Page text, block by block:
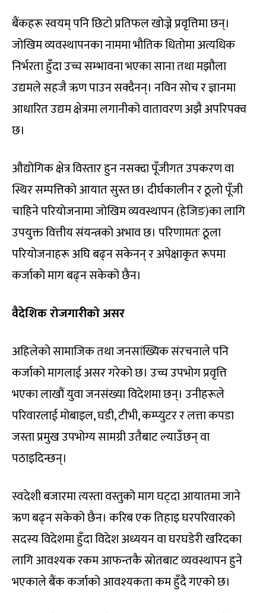
बैंकहरू स्वयम् पनि छिटो प्रतिफल खोज्ने प्रवृत्तिमा छन्।
जोखिम व्यवस्थापनका नाममा भौतिक धितोमा अत्यधिक
निर्भरता हुँदा उच्च सम्भावना भएका साना तथा मझौला
उद्यमले सहजै ऋण पाउन सक्दैनन्। नविन सोच र ज्ञानमा
आधारित उद्यम क्षेत्रमा लगानीको वातावरण अझै अपरिपक्व
छ।
औद्योगिक क्षेत्र विस्तार हुन नसक्दा पूँजीगत उपकरण वा
स्थिर सम्पत्तिको आयात सुस्त छ। दीर्घकालीन र ठूलो पूँजी
चाहिने परियोजनामा जोखिम व्यवस्थापन (हेजिङ)का लागि
उपयुक्त वित्तीय संयन्त्रको अभाव छ। परिणामतः ठूला
परियोजनाहरू अघि बढ्न सकेनन् र अपेक्षाकृत रूपमा
कर्जाको माग बढ्न सकेको छैन।
वैदेशिक रोजगारीको असर
अहिलेको सामाजिक तथा जनसांख्यिक संरचनाले पनि
कर्जाको मागलाई असर गरेको छ। उच्च उपभोग प्रवृत्ति
भएका लाखौं युवा जनसंख्या विदेशमा छन्। उनीहरूले
परिवारलाई मोबाइल, घडी, टीभी, कम्प्युटर र लत्ता कपडा
जस्ता प्रमुख उपभोग्य सामग्री उतैबाट ल्याउँछन् वा
पठाइदिन्छन्।
स्वदेशी बजारमा त्यस्ता वस्तुको माग घट्दा आयातमा जाने
ऋण बढ्न सकेको छैन। करिब एक तिहाइ घरपरिवारको
सदस्य विदेशमा हुँदा विदेश अध्ययन वा घरघडेरी खरिदका
लागि आवश्यक रकम आफन्तकै स्रोतबाट व्यवस्थापन हुने
भएकाले बैंक कर्जाको आवश्यकता कम हुँदै गएको छ।